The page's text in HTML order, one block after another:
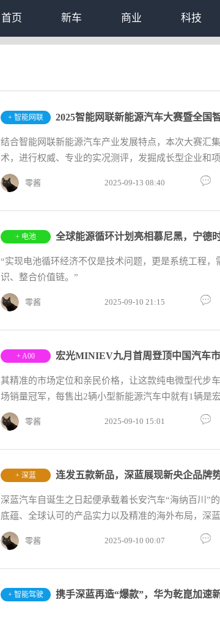
首页 新车 商业 科技
+ 智能网联
结合智能网联新能源汽车产业发展特点，本次大赛汇
术，进行权威、专业的实况测评，发掘成长型企业和
零酱 2025-09-13 08:40
+ 电池
“实现电池循环经济不仅是技术问题，更是系统工程，
识、整合价值链。”
零酱 2025-09-10 21:15
+ A00 宏光MINIEV九月首周登顶中国汽车
其精准的市场定位和亲民价格，让这款纯电微型代步
场销量冠军，每售出2辆小型新能源汽车中就有1辆是
零酱 2025-09-10 15:01
+ 深蓝 连发五款新品，深蓝展现新央企品牌
深蓝汽车自诞生之日起便承载着长安汽车“海纳百川”
底蕴、全球认可的产品实力以及精准的海外布局，深
零酱 2025-09-10 00:07
+ 智能驾驶 携手深蓝再造“爆款”，华为乾崑加速